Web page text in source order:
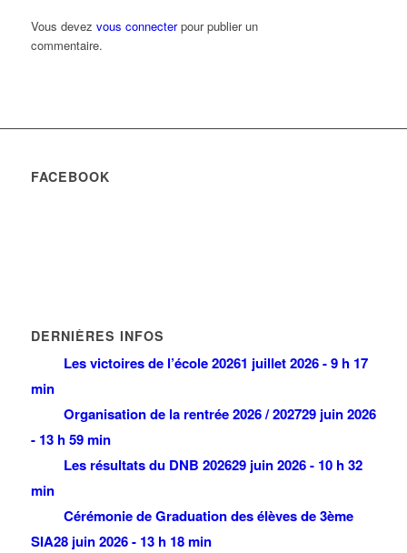
Vous devez vous connecterpour publier un
commentaire.
FACEBOOK
DERNIÈRES INFOS
Les victoires de l’école 20261 juillet 2026 - 9 h 17
min
Organisation de la rentrée 2026 / 202729 juin 2026
- 13 h 59 min
Les résultats du DNB 202629 juin 2026 - 10 h 32
min
Cérémonie de Graduation des élèves de 3ème
SIA28 juin 2026 - 13 h 18 min